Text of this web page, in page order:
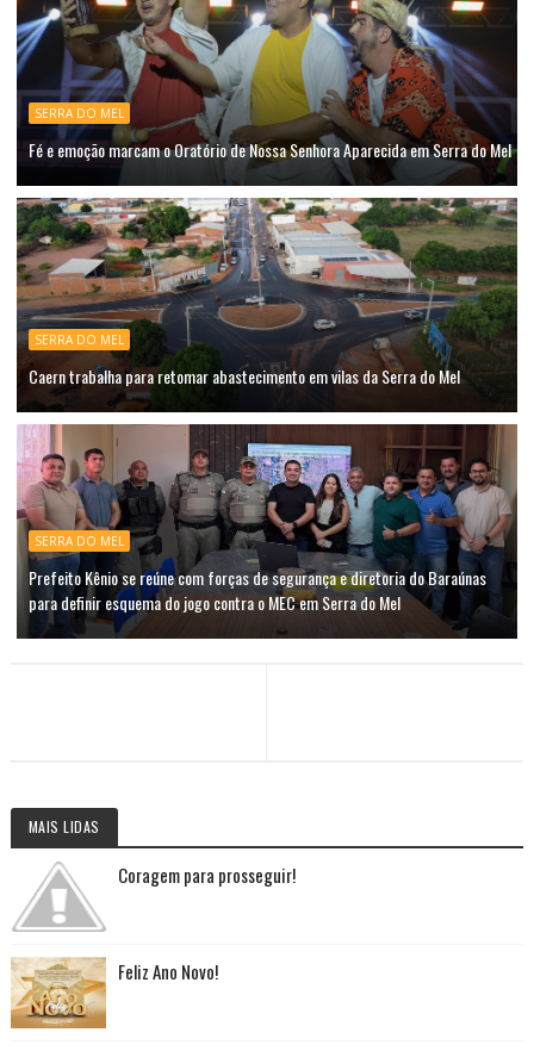
SERRA DO MEL
Fé e emoção marcam o Oratório de Nossa Senhora Aparecida em Serra do Mel
SERRA DO MEL
Caern trabalha para retomar abastecimento em vilas da Serra do Mel
SERRA DO MEL
Prefeito Kênio se reúne com forças de segurança e diretoria do Baraúnas
para definir esquema do jogo contra o MEC em Serra do Mel
MAIS LIDAS
Coragem para prosseguir!
Feliz Ano Novo!